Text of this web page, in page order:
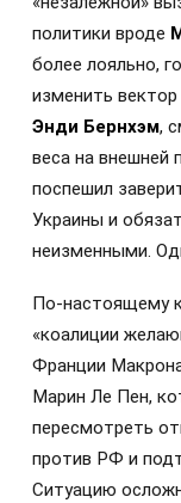
политики вроде
более лояльно,
изменить
Энди Бернхэм,
веса на внешней
поспешил
Украины и
неизменными.
По-настоящему
«коалиции
Франции
Марин Ле Пен,
пересмотреть
против РФ и
Ситуацию